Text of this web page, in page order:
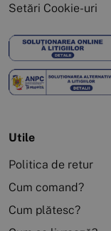
Setări Cookie-uri
Utile
Politica de retur
Cum comand?
Cum plătesc?